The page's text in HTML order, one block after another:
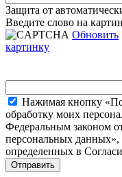
Защита от
Введите слово на
Обновить
картинку
Нажимая кнопку
обработку моих
Федеральным законом
персональных данных»,
определенных в